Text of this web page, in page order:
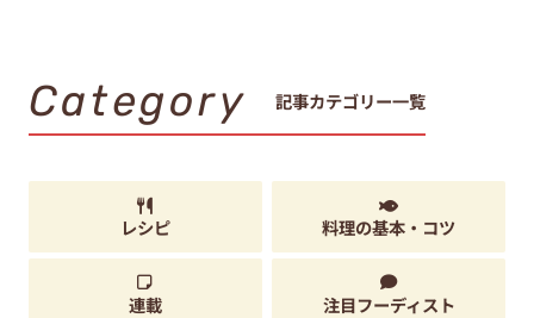
Category 記事カテゴリー一覧
レシピ 料理の基本・コツ
連載 注目フーディスト